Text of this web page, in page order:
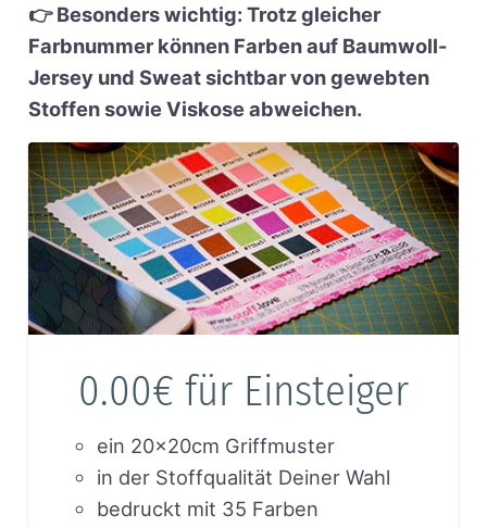
👉 Besonders wichtig: Trotz gleicher
Farbnummer können Farben auf Baumwoll-
Jersey und Sweat sichtbar von gewebten
Stoffen sowie Viskose abweichen.
0.00€ für Einsteiger
ein 20x20cm Griffmuster
in der Stoffqualität Deiner Wahl
bedruckt mit 35 Farben